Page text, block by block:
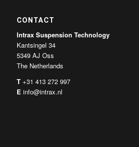
CONTACT
Intrax Suspension Technology
Kantsingel 34
5349 AJ Oss
The Netherlands
T +31 413 272 997
E info@intrax.nl